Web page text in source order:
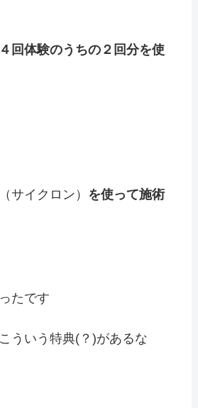
回体験のうちの２回分を使
（サイクロン） を使って施術
たです
ういう特典(？)があるな